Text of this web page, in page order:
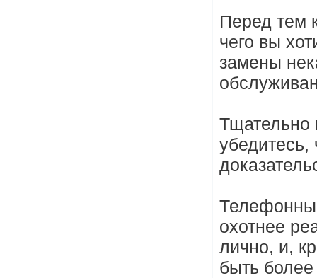
Перед тем
чего вы
замены
Тщательно
убедитесь,
охотнее
лично, и,
быть